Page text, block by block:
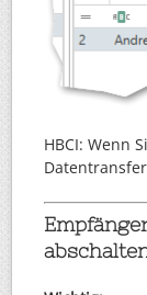
HBCI: Wenn